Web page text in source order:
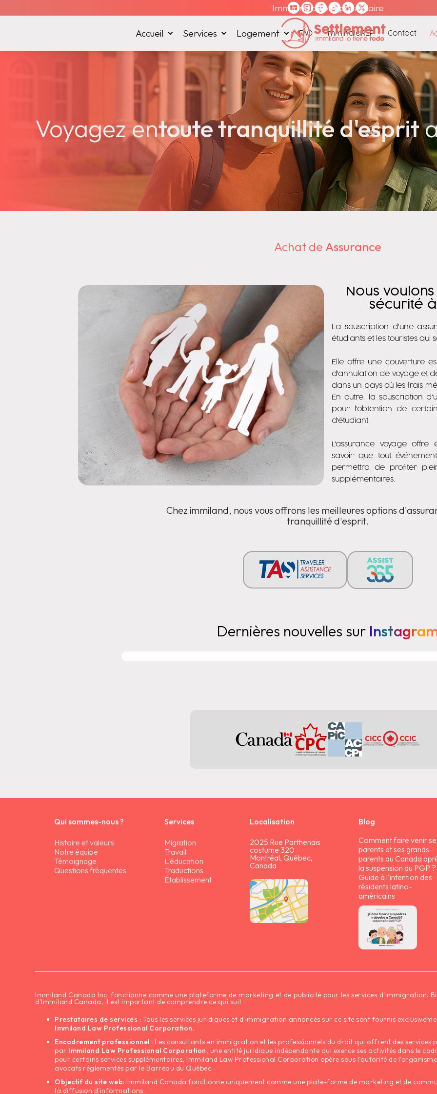
Immiland atoutpour plaire
Accueil Services Logement FAQ ImminaldREP Contact
Voyagez entoute tranquillité d'esprit
Achat deAssurance
Nous
sécurité
La souscription d'une
étudiants et les touristes qui
Elle offre une couverture
d'annulation de voyage et
dans un pays où les frais
En outre, la souscription
pour l'obtention de
d'étudiant.
L'assurance voyage
savoir que tout
permettra de profiter
supplémentaires.
Chez immiland, nous vous offrons les meilleures options
tranquillité d'esprit.
Dernières nouvelles sur
Qui sommes-nous ?
Histoire et valeurs
Notre équipe
Témoignage
Questions fréquentes
Services
Migration
Travail
L'éducation
Traductions
Établissement
Localisation
2025 Rue Parthenais
costume 320
Montréal, Québec,
Canada
Blog
Comment faire venir
parents et ses grands-
parents au Canada
la suspension du PGP ?
Guide à l'intention des
résidents latino-
américains
‍Immiland Canada Inc. fonctionne comme une plateforme de marketing et de publicité pour les services d'immigration.
d'Immiland Canada, il est important de comprendre ce qui suit :
Prestataires de services : Tous les services juridiques et d'immigration annoncés sur ce site sont fournis
Immiland Law Professional Corporation.
Encadrement professionnel : Les consultants en immigration et les professionnels du droit qui offrent des
par Immiland Law Professional Corporation, une entité juridique indépendante qui exerce ses activités dans le
pour certains services supplémentaires, Immiland Law Professional Corporation opère sous l'autorité de
avocats réglementés par le Barreau du Québec.
Objectif du site web: Immiland Canada fonctionne uniquement comme une plate-forme de marketing et de
la diffusion d'informations.